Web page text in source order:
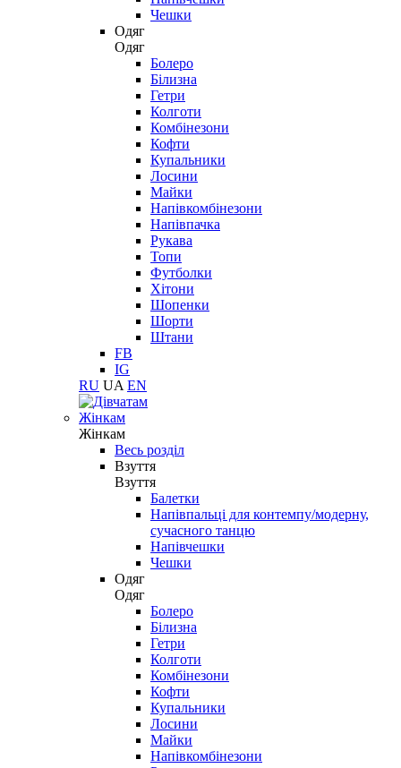
Чешки
Одяг
Одяг
Болеро
Білизна
Гетри
Колготи
Комбінезони
Кофти
Купальники
Лосини
Майки
Напівкомбінезони
Напівпачка
Рукава
Топи
Футболки
Хітони
Шопенки
Шорти
Штани
FB
IG
RU UA EN
Жінкам
Жінкам
Весь розділ
Взуття
Взуття
Балетки
Напівпальці для контемпу/модерну,
сучасного танцю
Напівчешки
Чешки
Одяг
Одяг
Болеро
Білизна
Гетри
Колготи
Комбінезони
Кофти
Купальники
Лосини
Майки
Напівкомбінезони